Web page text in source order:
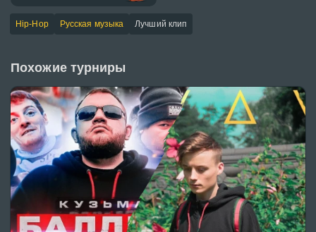
Hip-Hop Русская музыка Лучший клип
Похожие турниры